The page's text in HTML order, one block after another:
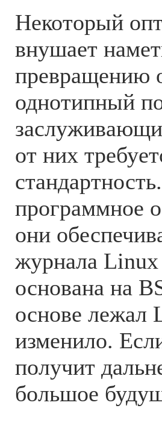
Некоторый
внушает
превращению
однотипный
от них
программное
они
журнала
основана на
основе лежал
изменило.
получит
большое